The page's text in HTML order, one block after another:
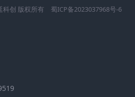
科创 版权所有 蜀ICP备2023037968号-6